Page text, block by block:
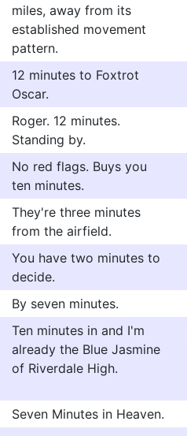
miles, away from its
established movement
pattern.
12 minutes to Foxtrot
Oscar.
Roger. 12 minutes.
Standing by.
No red flags. Buys you
ten minutes.
They're three minutes
from the airfield.
You have two minutes to
decide.
By seven minutes.
Ten minutes in and I'm
already the Blue Jasmine
of Riverdale High.
Seven Minutes in Heaven.